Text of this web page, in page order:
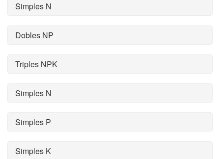
Simples N
Dobles NP
Triples NPK
Simples N
Simples P
Simples K